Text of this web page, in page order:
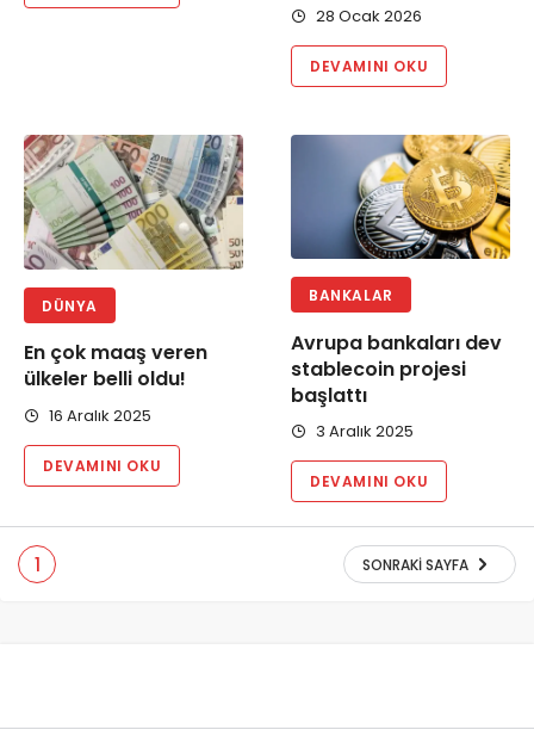
28 Ocak 2026
DEVAMINI OKU
DÜNYA
En çok maaş veren
ülkeler belli oldu!
16 Aralık 2025
DEVAMINI OKU
BANKALAR
Avrupa bankaları dev
stablecoin projesi
başlattı
3 Aralık 2025
DEVAMINI OKU
1 SONRAKI SAYFA